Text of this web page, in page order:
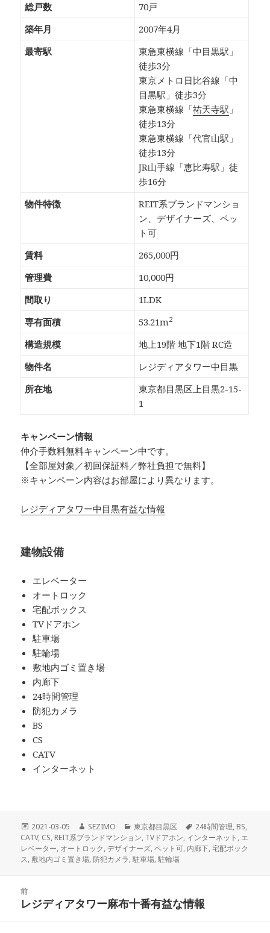
総戸数
70戸
築年月
2007年4月
最寄駅
東急東横線「中目黒駅」
徒歩3分
東京メトロ日比谷線「中
目黒駅」徒歩3分
東急東横線「祐天寺駅 」
徒歩13分
東急東横線「代官山駅」
徒歩13分
JR山手線「恵比寿駅」徒
歩16分
物件特徴
REIT系ブランドマンショ
ン、デザイナーズ、ペッ
ト可
賃料
265,000円
管理費
10,000円
間取り
1LDK
専有面積
53.21m2
構造規模
地上19階 地下1階 RC造
物件名
レジディアタワー中目黒
所在地
東京都目黒区上目黒2-15-
1
キャンペーン情報
仲介手数料無料キャンペーン中です。
【全部屋対象／初回保証料／弊社負担で無料】
※キャンペーン内容はお部屋により異なります。
レジディアタワー中目黒有益な情報
建物設備
エレベーター
オートロック
宅配ボックス
TVドアホン
駐車場
駐輪場
敷地内ゴミ置き場
内廊下
24時間管理
防犯カメラ
BS
CS
CATV
インターネット
投
稿
日:
2021-03-05
作
成
者
SEZIMO
カ
テ
ゴ
リ
東京都目黒区
タ
グ
24時間管理, BS,
CATV, CS, REIT系ブランドマンション, TVドアホン, インターネット , エ
レベーター, オートロック,デザイナーズ,ペット可, 内廊下,宅配ボック
ス, 敷地内ゴミ置き場,防犯カメラ,駐車場,駐輪場
前
前
レジディアタワー麻布十番有益な情報